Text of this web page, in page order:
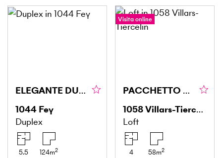
ELEGANTE DUPLEX INONDATO DI LUCE
1044 Fey
Duplex
5.5 124m2
Visita online
PACCHETTO COMPLETO CON RENDIMENTO STABILE
1058Villars-Tiercelin
Loft
4 58m2